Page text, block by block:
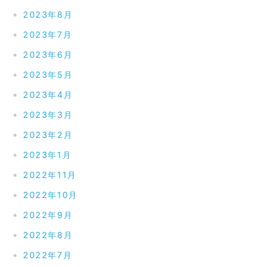
2023年8月
2023年7月
2023年6月
2023年5月
2023年4月
2023年3月
2023年2月
2023年1月
2022年11月
2022年10月
2022年9月
2022年8月
2022年7月